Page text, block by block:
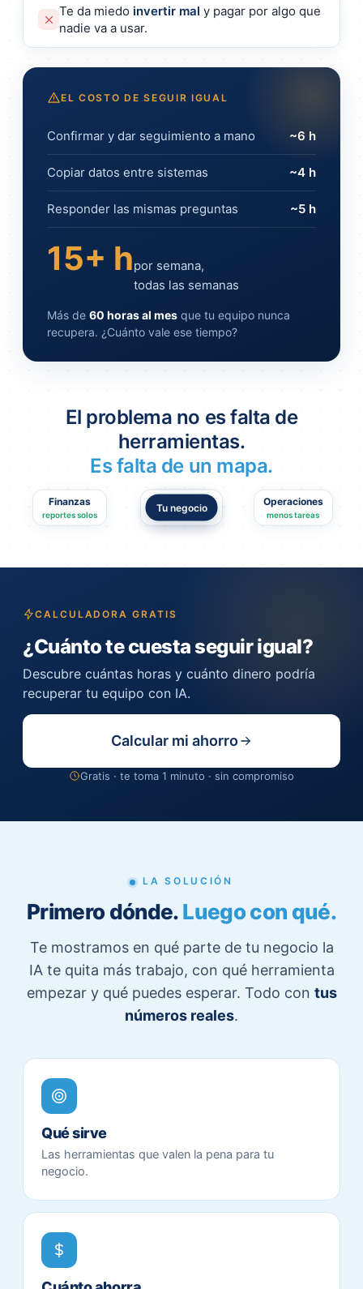
Te da miedo invertir mal y pagar por algo que
nadie va a usar.
EL COSTO DE SEGUIR IGUAL
Confirmar y dar seguimiento a mano ~6 h
Copiar datos entre sistemas ~4 h
Responder las mismas preguntas ~5 h
15+ hpor semana,
todas las semanas
Más de 60 horas al mes que tu equipo nunca
recupera. ¿Cuánto vale ese tiempo?
El problema no es falta de
herramientas.
Es falta de un mapa.
Tu negocio
más cierres
Operaciones
menos tareas
respuestas 24/7
Finanzas
reportes solos
CALCULADORA GRATIS
¿Cuánto te cuesta seguir igual?
Descubre cuántas horas y cuánto dinero podría
recuperar tu equipo con IA.
Calcular mi ahorro
Gratis · te toma 1 minuto · sin compromiso
LA SOLUCIÓN
Primero dónde.Luego con qué.
Te mostramos en qué parte de tu negocio la
IA te quita más trabajo, con qué herramienta
empezar y qué puedes esperar. Todo con tus
números reales.
Qué sirve
Las herramientas que valen la pena para tu
negocio.